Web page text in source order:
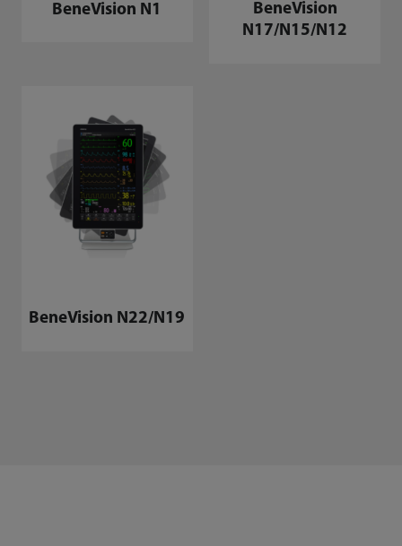
BeneVision N1
BeneVision
N17/N15/N12
BeneVision N22/N19